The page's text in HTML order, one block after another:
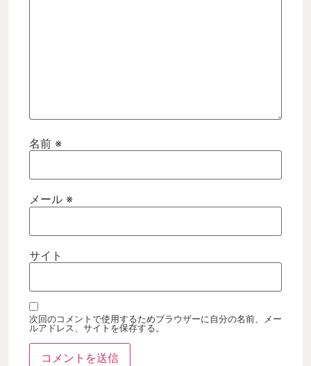
名前 ※
メール ※
サイト
次回のコメントで使用するためブラウザーに自分の名前、メー
ルアドレス、サイトを保存する。